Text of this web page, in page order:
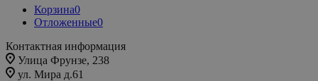
Корзина0
Отложенные0
Контактная информация
Улица Фрунзе, 238​
ул. Мира д.61